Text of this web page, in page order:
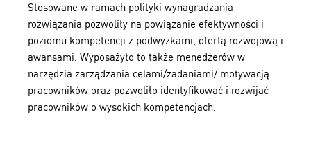
Stosowane w ramach polityki wynagradzania
rozwiązania pozwoliły na powiązanie efektywności i
poziomu kompetencji z podwyżkami, ofertą rozwojową i
awansami. Wyposażyło to także menedżerów w
narzędzia zarządzania celami/zadaniami/ motywacją
pracowników oraz pozwoliło identyfikować i rozwijać
pracowników o wysokich kompetencjach.